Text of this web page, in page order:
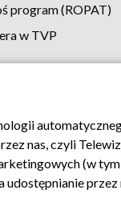
program (ROPAT)
w TVP
Moje zgody
nas, czyli
(w
udostępnianie